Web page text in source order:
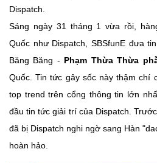
Dispatch.
Sáng ngày 31 tháng 1 vừa rồi,
Quốc như Dispatch, SBSfunE đưa
Băng Băng - Phạm Thừa Thừa
Quốc. Tin tức gây sốc này thậm chí
top trend trên cổng thông tin lớn
đầu tin tức giải trí của Dispatch.
đã bị Dispatch nghi ngờ sang Hàn
hoàn hảo.